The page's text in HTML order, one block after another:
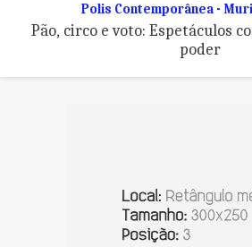
Polis Contemporânea -
Pão, circo e voto: Espetáculos
poder